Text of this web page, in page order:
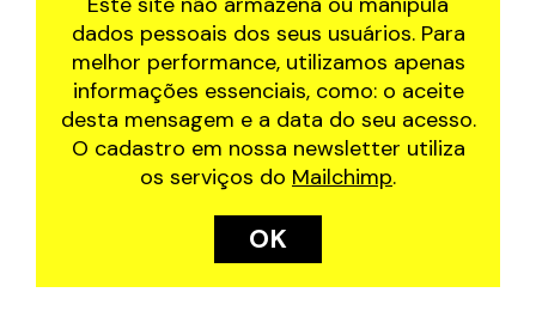
dados pessoais dos seus usuários. Para
melhor performance, utilizamos apenas
informações essenciais, como: o aceite
desta mensagem e a data do seu acesso.
O cadastro em nossa newsletter utiliza
os serviços do Mailchimp.
OK